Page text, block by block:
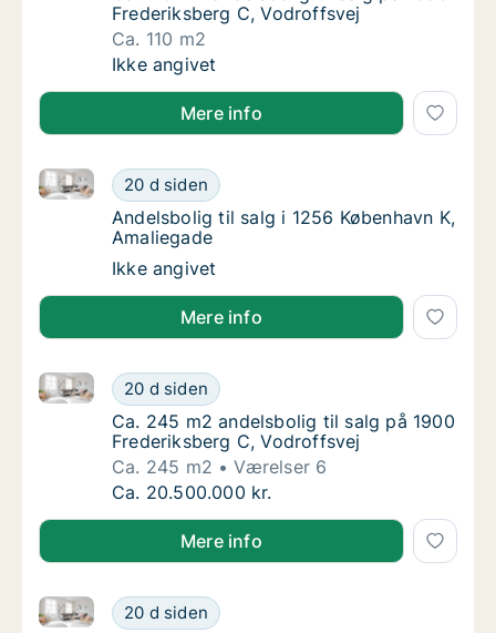
Frederiksberg C, Vodroffsvej
Ca. 110 m2
Ca. 110 m2 andelsbolig til salg på 1900
Ikke angivet
Mere info
Andelsbolig til salg i 1256 København K,
20 d siden
Andelsbolig til salg i 1256 København K, Amaliegade
Andelsbolig til salg i 1256 København K,
Andelsbolig til salg i 1256 København K,
Amaliegade
Andelsbolig til salg i 1256 København K,
Ikke angivet
Mere info
Ca. 245 m2 andelsbolig til salg på 1900
20 d siden
Ca. 245 m2 andelsbolig til salg på 1900
Ca. 245 m2 andelsbolig til salg på 1900
Ca. 245 m2 andelsbolig til salg på 1900
Frederiksberg C, Vodroffsvej
Ca. 245 m2
Værelser 6
Ca. 245 m2 andelsbolig til salg på 1900
Ca. 20.500.000 kr.
Mere info
Ca. 110 m2 andelsbolig til salg på 1900
20 d siden
Ca. 110 m2 andelsbolig til salg på 1900